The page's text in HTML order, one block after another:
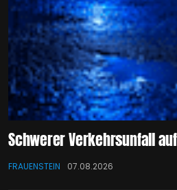
Schwerer Verkehrsunfall
FRAUENSTEIN 07.08.2026